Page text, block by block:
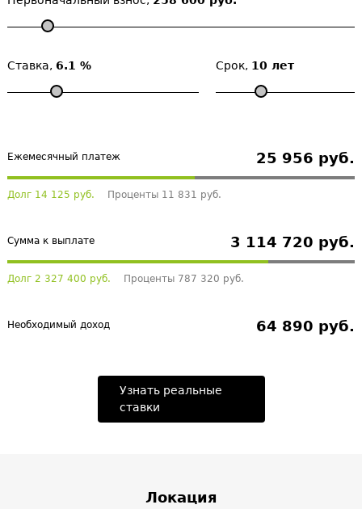
Ставка, 6.1 % Срок, 10 лет
Ежемесячный платеж 25 956 руб.
Долг 14 125 руб. Проценты 11 831 руб.
Сумма к выплате 3 114 720 руб.
Долг 2 327 400 руб. Проценты 787 320 руб.
Необходимый доход 64 890 руб.
Узнать реальные
ставки
Локация